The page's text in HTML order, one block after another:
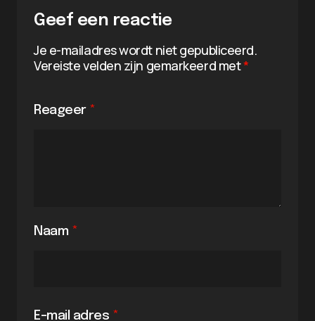
Geef een reactie
Je e-mailadres wordt niet gepubliceerd.
Vereiste velden zijn gemarkeerd met*
Reageer *
Naam *
E-mail adres *